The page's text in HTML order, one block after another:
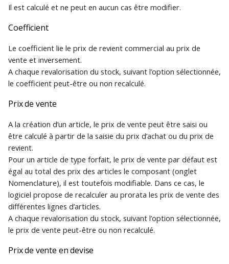
Il est calculé et ne peut en aucun cas être modifier.
Coefficient
Le coefficient lie le prix de revient commercial au prix de
vente et inversement.
A chaque revalorisation du stock, suivant l’option sélectionnée,
le coefficient peut-être ou non recalculé.
Prix de vente
A la création d’un article, le prix de vente peut être saisi ou
être calculé à partir de la saisie du prix d’achat ou du prix de
revient.
Pour un article de type forfait, le prix de vente par défaut est
égal au total des prix des articles le composant (onglet
Nomenclature), il est toutefois modifiable. Dans ce cas, le
logiciel propose de recalculer au prorata les prix de vente des
différentes lignes d’articles.
A chaque revalorisation du stock, suivant l’option sélectionnée,
le prix de vente peut-être ou non recalculé.
Prix de vente en devise